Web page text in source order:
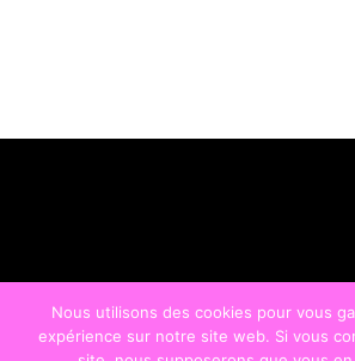
Nous utilisons des cookies pour vous
expérience sur notre site web. Si vous